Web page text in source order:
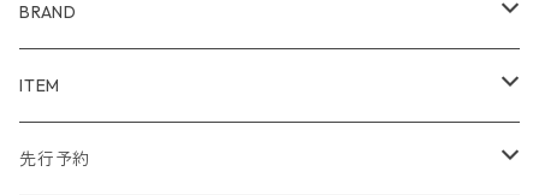
BRAND
WIND AND SEA
アウター
NAISSANCE
ITEM
アウター
先行予約